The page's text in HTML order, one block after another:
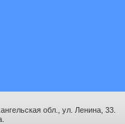
обл., ул. Ленина, 33.